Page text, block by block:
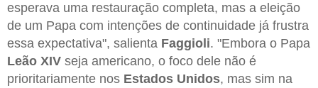
esperava uma restauração completa, mas a eleição
de um Papa com intenções de continuidade já frustra
essa expectativa", salienta Faggioli. "Embora o Papa
Leão XIV seja americano, o foco dele não é
prioritariamente nos Estados Unidos, mas sim na